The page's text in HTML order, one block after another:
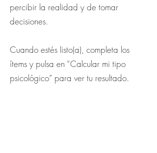
percibir la realidad y de tomar
decisiones.
Cuando estés listo(a), completa los
ítems y pulsa en “Calcular mi tipo
psicológico” para ver tu resultado.